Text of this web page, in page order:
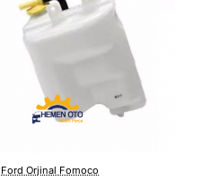
Ford Orjinal Fomoco